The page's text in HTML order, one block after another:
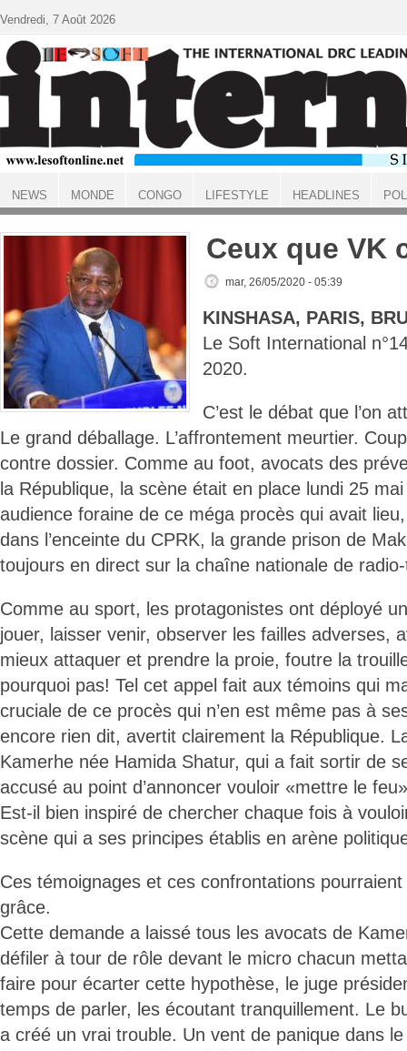
ACCUEIL
Ceux que VK
mar, 26/05/2020 - 05:39
KINSHASA, PARIS,
Le Soft International
2020.
C’est le débat que l’on
Le grand déballage. L’affrontement meurtier.
contre dossier. Comme au foot, avocats des
la République, la scène était en place lundi 25
audience foraine de ce méga procès qui avait
dans l’enceinte du CPRK, la grande prison de
toujours en direct sur la chaîne nationale de
Comme au sport, les protagonistes ont déployé
jouer, laisser venir, observer les failles adverses,
mieux attaquer et prendre la proie, foutre la
pourquoi pas! Tel cet appel fait aux témoins qui
cruciale de ce procès qui n’en est même pas à
encore rien dit, avertit clairement la République.
Kamerhe née Hamida Shatur, qui a fait sortir de
accusé au point d’annoncer vouloir «mettre le
Est-il bien inspiré de chercher chaque fois à
scène qui a ses principes établis en arène
Ces témoignages et ces confrontations
grâce.
Cette demande a laissé tous les avocats de
défiler à tour de rôle devant le micro chacun
faire pour écarter cette hypothèse, le juge
temps de parler, les écoutant tranquillement. Le
a créé un vrai trouble. Un vent de panique dans
Vendredi, 7 Août 2026
NEWS MONDE CONGO LIFESTYLE HEADLINES